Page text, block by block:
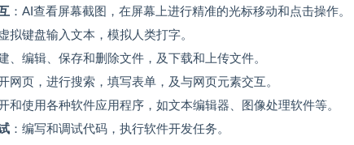
：AI查看屏幕截图，在屏幕上进行精准的光标移动和点击操作。
拟键盘输入文本，模拟人类打字。
、编辑、保存和删除文件，及下载和上传文件。
网页，进行搜索，填写表单，及与网页元素交互。
和使用各种软件应用程序，如文本编辑器、图像处理软件等。
：编写和调试代码，执行软件开发任务。